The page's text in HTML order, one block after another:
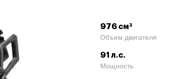
976 см³
Объем двигателя
91 л.с.
Мощность